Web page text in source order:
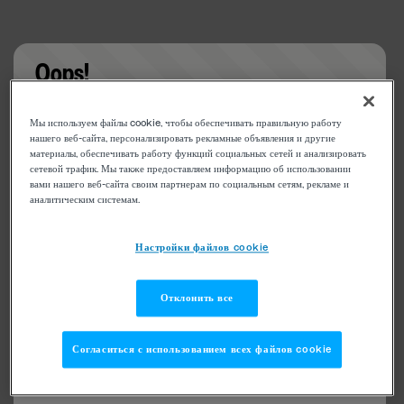
Oops!
Something went wrong. Please try refreshing the
app
Мы используем файлы cookie, чтобы обеспечивать правильную работу
нашего веб-сайта, персонализировать рекламные объявления и другие
материалы, обеспечивать работу функций социальных сетей и анализировать
сетевой трафик. Мы также предоставляем информацию об использовании
вами нашего веб-сайта своим партнерам по социальным сетям, рекламе и
аналитическим системам.
Настройки файлов cookie
Отклонить все
Согласиться с использованием всех файлов cookie